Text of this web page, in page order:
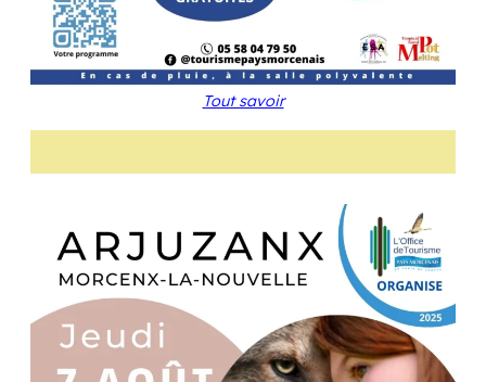
Tout savoir